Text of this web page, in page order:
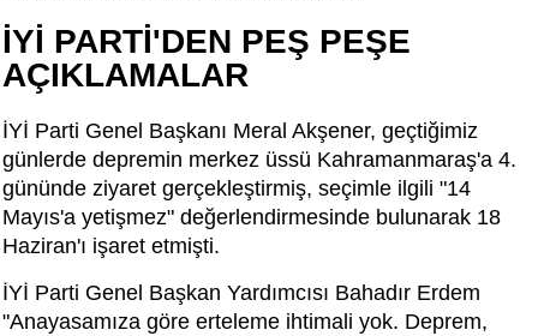
İYİ PARTİ'DEN PEŞ PEŞE
AÇIKLAMALAR
İYİ Parti Genel Başkanı Meral Akşener, geçtiğimiz
günlerde depremin merkez üssü Kahramanmaraş'a 4.
gününde ziyaret gerçekleştirmiş, seçimle ilgili "14
Mayıs'a yetişmez" değerlendirmesinde bulunarak 18
Haziran'ı işaret etmişti.
İYİ Parti Genel Başkan Yardımcısı Bahadır Erdem
"Anayasamıza göre erteleme ihtimali yok. Deprem,